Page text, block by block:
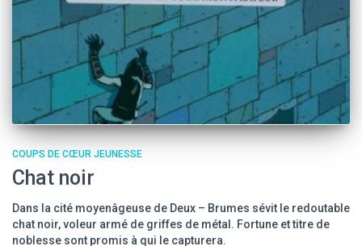
COUPS DE CŒUR JEUNESSE
Chat noir
Dans la cité moyenâgeuse de Deux – Brumes sévit le redoutable
chat noir, voleur armé de griffes de métal. Fortune et titre de
noblesse sont promis à qui le capturera.